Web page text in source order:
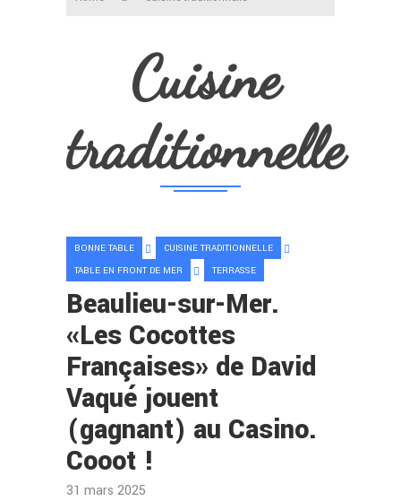
Cuisine
traditionnelle
BONNE TABLE
CUISINE TRADITIONNELLE
TABLE EN FRONT DE MER
TERRASSE
Beaulieu-sur-Mer.
«Les Cocottes
Françaises» de David
Vaqué jouent
(gagnant) au Casino.
Cooot !
31 mars 2025